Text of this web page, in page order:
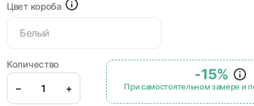
Цвет короба
Белый
Количество
– +
-15%
При самостоятельном замере и